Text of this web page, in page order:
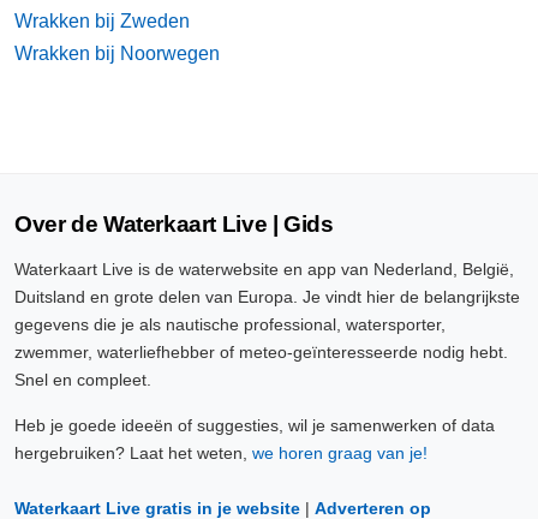
Wrakken bij Zweden
Wrakken bij Noorwegen
Over de Waterkaart Live | Gids
Waterkaart Live is de waterwebsite en app van Nederland, België,
Duitsland en grote delen van Europa. Je vindt hier de belangrijkste
gegevens die je als nautische professional, watersporter,
zwemmer, waterliefhebber of meteo-geïnteresseerde nodig hebt.
Snel en compleet.
Heb je goede ideeën of suggesties, wil je samenwerken of data
hergebruiken? Laat het weten, we horen graag van je!
Waterkaart Live gratis in je website | Adverteren op